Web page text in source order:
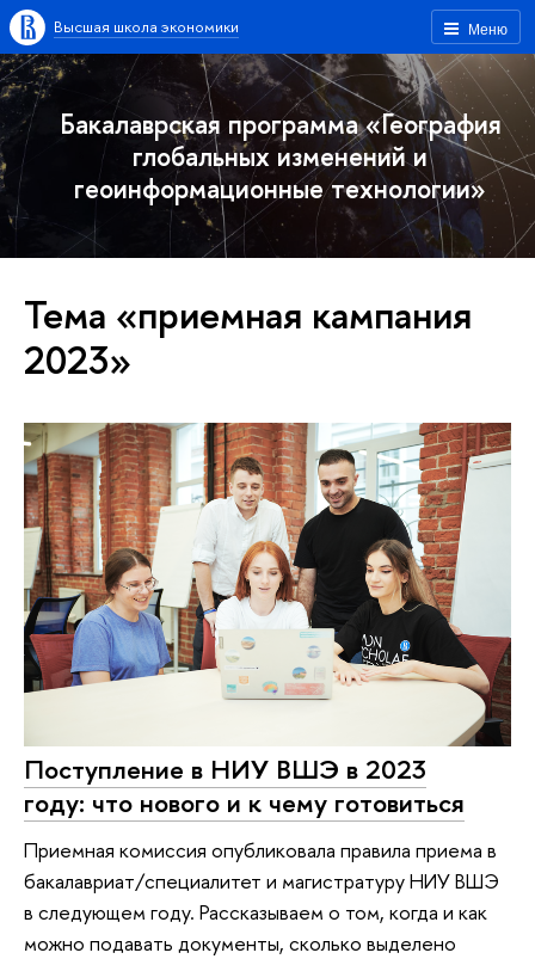
Меню
Высшая школа экономики
Бакалаврская программа «География
глобальных изменений и
геоинформационные технологии»
Тема «приемная кампания
2023»
Поступление в НИУ ВШЭ в 2023
году: что нового и к чему готовиться
Приемная комиссия опубликовала правила приема в
бакалавриат/специалитет и магистратуру НИУ ВШЭ
в следующем году. Рассказываем о том, когда и как
можно подавать документы, сколько выделено